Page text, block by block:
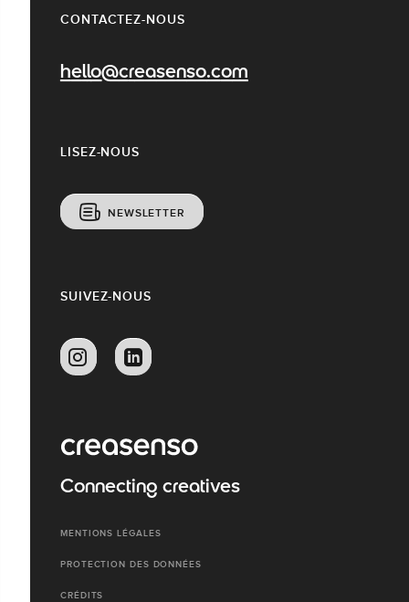
CONTACTEZ-NOUS
hello@creasenso.com
LISEZ-NOUS
NEWSLETTER
SUIVEZ-NOUS
Connecting creatives
MENTIONS LÉGALES
PROTECTION DES DONNÉES
CRÉDITS